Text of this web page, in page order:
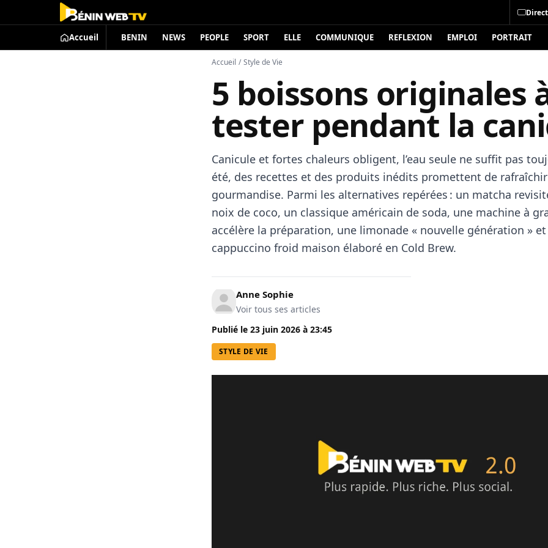
Accueil BENIN NEWS PEOPLE SPORT ELLE COMMUNIQUE REFLEXION EMPLOI PORTRAIT
Accueil / Style de Vie
5 boissons originales
tester pendant la
Canicule et fortes chaleurs obligent, l’eau seule ne suffit pas
été, des recettes et des produits inédits promettent de rafraîchir
gourmandise. Parmi les alternatives repérées : un matcha
noix de coco, un classique américain de soda, une machine à
accélère la préparation, une limonade « nouvelle génération »
cappuccino froid maison élaboré en Cold Brew.
Anne Sophie
Voir tous ses articles
Publié le 23 juin 2026 à 23:45
STYLE DE VIE